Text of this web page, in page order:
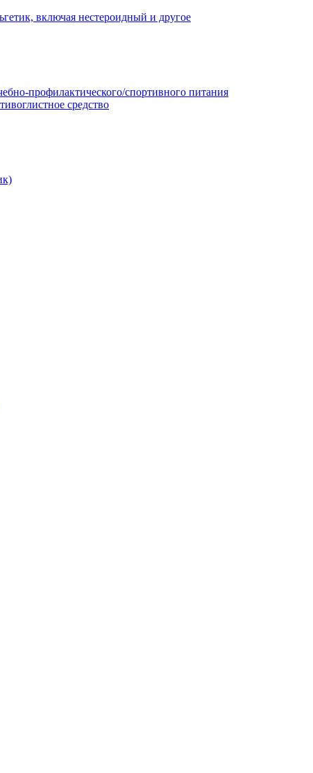
включая нестероидный и другое
профилактического/спортивного питания
средство